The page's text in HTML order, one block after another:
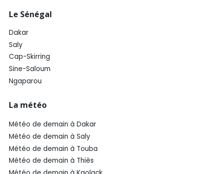
Le Sénégal
Dakar
Saly
Cap-Skirring
Sine-Saloum
Ngaparou
La météo
Météo de demain à Dakar
Météo de demain à Saly
Météo de demain à Touba
Météo de demain à Thiès